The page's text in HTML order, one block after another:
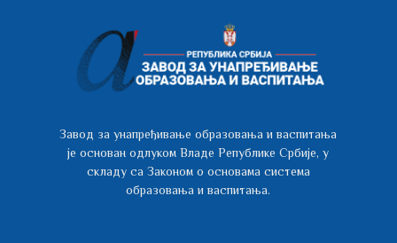
Завод за унапређивање образовања и васпитања
је основан одлуком Владе Републике Србије, у
складу са Законом о основама система
образовања и васпитања.